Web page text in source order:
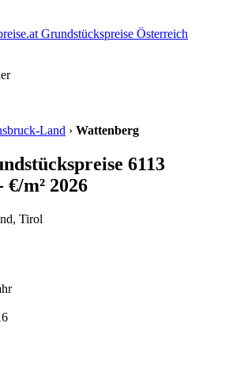
Grundstückspreise Österreich
Land › Wattenberg
6113
m² 2026
Tirol